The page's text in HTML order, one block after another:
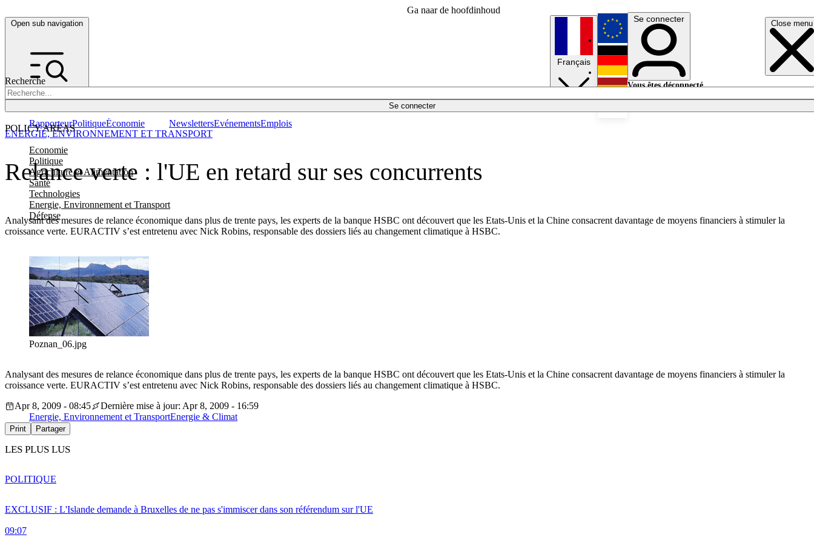
Ga naar de hoofdinhoud
Open sub navigation Close menu
Recherche
Se connecter
POLICY AREAS
Economie
Politique
Agriculture et Alimentation
Santé
Technologies
Energie, Environnement et Transport
Défense
RapporteurPolitiqueÉconomie NewslettersEvénementsEmplois
Français
English
Deutsch
Se connecter
Vous êtes déconnecté.
Relance verte : l'UE en retard sur ses concurrents
Analysant des mesures de relance économique dans plus de trente pays, les experts de la banque HSBC ont découvert que les Etats-Unis et la Chine consacrent davantage de moyens financiers à stimuler la
croissance verte. EURACTIV s’est entretenu avec Nick Robins, responsable des dossiers liés au changement climatique à HSBC.
ENERGIE, ENVIRONNEMENT ET TRANSPORT
Poznan_06.jpg
Analysant des mesures de relance économique dans plus de trente pays, les experts de la banque HSBC ont découvert que les Etats-Unis et la Chine consacrent davantage de moyens financiers à stimuler la
croissance verte. EURACTIV s’est entretenu avec Nick Robins, responsable des dossiers liés au changement climatique à HSBC.
Apr 8, 2009 - 08:45
Dernière mise à jour: Apr 8, 2009 - 16:59
Energie, Environnement et TransportEnergie & Climat
Print Partager
LES PLUS LUS
EXCLUSIF : L'Islande demande à Bruxelles de ne pas s'immiscer dans son référendum sur l'UE
09:07
POLITIQUE